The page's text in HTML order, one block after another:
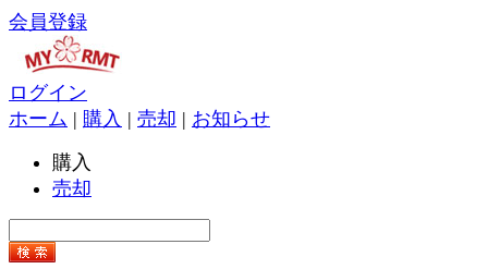
会員登録
ログイン
ホーム | 購入 | 売却 | お知らせ
購入
売却